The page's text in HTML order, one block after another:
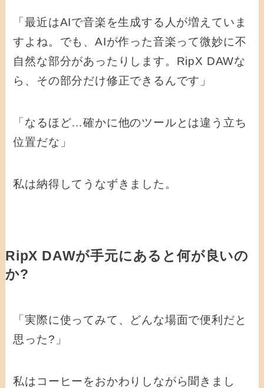
「最近はAIで音楽を生成する人が増えていま
すよね。でも、AIが作った音楽って微妙に不
自然な部分があったりします。RipX DAWな
ら、その部分だけ修正できるんです」
「なるほど…確かに他のツールとは違う立ち
位置だな」
私は納得してうなずきました。
RipX DAWが手元にあると何が良いの
か?
「実際に使ってみて、どんな場面で便利だと
思った?」
私はコーヒーをおかわりしながら聞きまし